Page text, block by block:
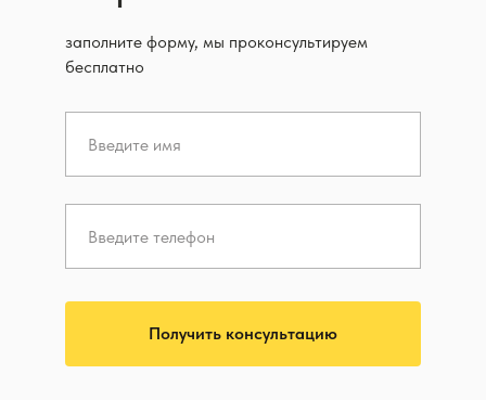
заполните форму, мы проконсультируем
бесплатно
Получить консультацию